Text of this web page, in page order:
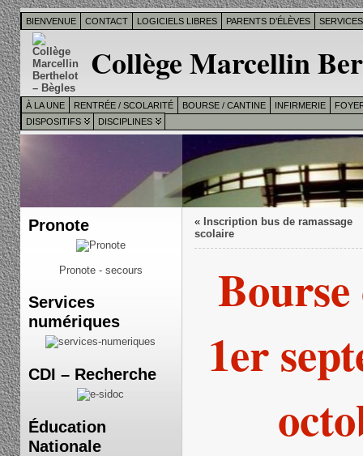
BIENVENUE CONTACT LOGICIELS LIBRES PARENTS D’ÉLÈVES
Collège Marcellin
À LA UNE RENTRÉE / SCOLARITÉ BOURSE / CANTINE INFIRMERIE
DISPOSITIFS
DISCIPLINES
Pronote
Pronote - secours
Services
numériques
CDI – Recherche
Éducation
Nationale
« Inscription bus de ramassage
scolaire
Bourse
1er